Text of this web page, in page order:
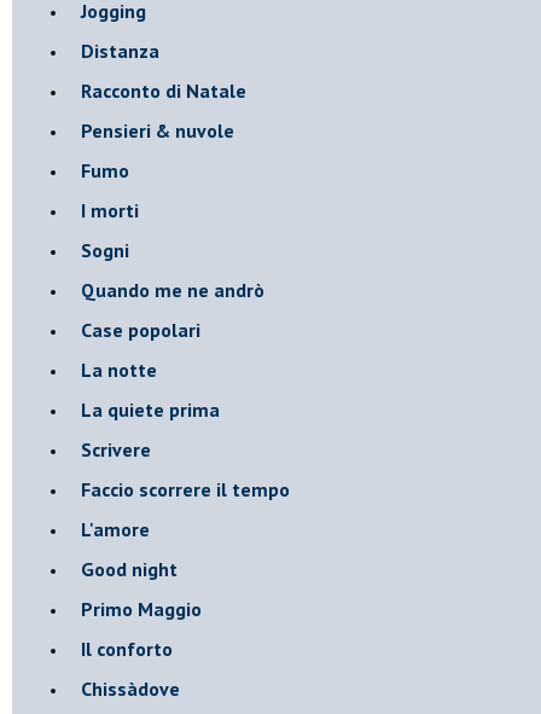
Jogging
Distanza
Racconto di Natale
Pensieri & nuvole
Fumo
I morti
Sogni
Quando me ne andrò
Case popolari
La notte
La quiete prima
Scrivere
Faccio scorrere il tempo
L'amore
Good night
Primo Maggio
Il conforto
Chissàdove